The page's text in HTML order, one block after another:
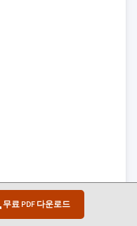
무료 PDF 다운로드